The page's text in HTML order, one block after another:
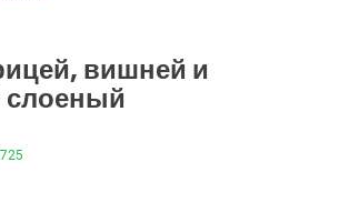
вишней и
слоеный